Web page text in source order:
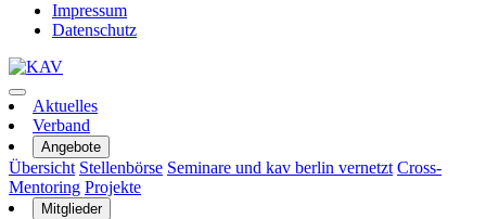
Impressum
Datenschutz
Aktuelles
Verband
Angebote
Übersicht Stellenbörse Seminare und kav berlin vernetzt Cross-
Mentoring Projekte
Mitglieder